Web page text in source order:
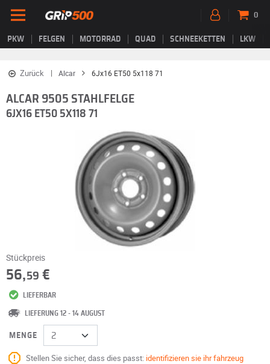
PKW FELGEN MOTORRAD QUAD SCHNEEKETTEN LKW
0
Zurück Alcar 6Jx16 ET50 5x118 71
ALCAR 9505 STAHLFELGE
6JX16 ET50 5X118 71
Stückpreis
56,59 €
LIEFERBAR
LIEFERUNG 12 - 14 AUGUST
MENGE
Stellen Sie sicher, dass dies passt: identifizieren sie ihr fahrzeug